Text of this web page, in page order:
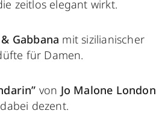
zeitlos elegant wirkt.
Gabbana mit sizilianischer
für Damen.
von Jo Malone London
dezent.